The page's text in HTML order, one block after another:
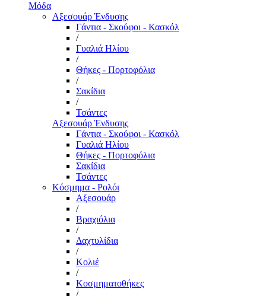
Μόδα
Αξεσουάρ Ένδυσης
Γάντια - Σκούφοι - Κασκόλ
/
Γυαλιά Ηλίου
/
Θήκες - Πορτοφόλια
/
Σακίδια
/
Τσάντες
Αξεσουάρ Ένδυσης
Γάντια - Σκούφοι - Κασκόλ
Γυαλιά Ηλίου
Θήκες - Πορτοφόλια
Σακίδια
Τσάντες
Κόσμημα - Ρολόι
Αξεσουάρ
/
Βραχιόλια
/
Δαχτυλίδια
/
Κολιέ
/
Κοσμηματοθήκες
/